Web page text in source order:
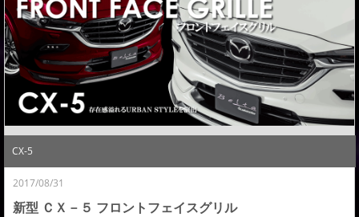
CX-5
2017/08/31
新型 ＣＸ－５ フロントフェイスグリル